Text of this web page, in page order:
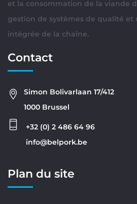
et la consommation de la viande
gestion de systèmes de qualité et
intégrée de la chaîne.
Contact
Simon Bolivarlaan 17/412
1000 Brussel
+32 (0) 2 486 64 96
info@belpork.be
Plan du site